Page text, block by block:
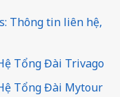
Thông tin liên hệ,
Tổng Đài Trivago
Tổng Đài Mytour